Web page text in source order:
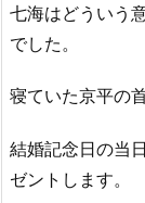
七海はどういう
でした。
寝ていた京平の
結婚記念日の当
ゼントします。